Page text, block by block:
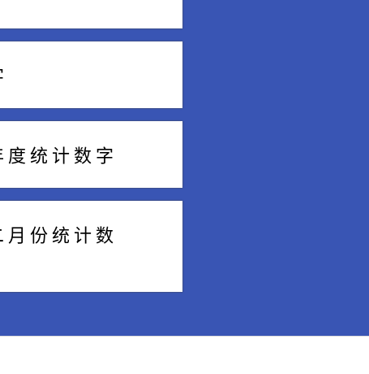
度 统 计 数 字
月 份 统 计 数